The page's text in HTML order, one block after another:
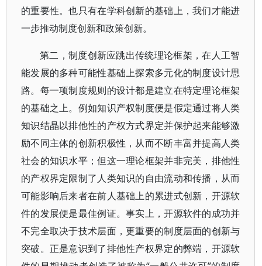
的重要性。也只有在学科创新的基础上，我们才能进
一步推动制度创新和政策创新。
第二，制度创新应跳出传统理论框架，在人工智
能发展的多种可能性基础上探索多元化的制度设计思
路。每一项制度规则的设计都是建立在特定理论框架
的基础之上。例如知识产权制度便是假定通过将人类
知识结晶以排他性的产权方式界定并保护起来能够激
励不同主体的创新积极性，从而不断丰富并提高人类
社会的知识水平；但这一理论框架并非完美，排他性
的产权界定限制了人类知识的自由流动和传播，从而
可能影响后来者在前人基础上的累进式创新，开源软
件的发展便是最佳例证。事实上，开源软件的成功并
不完全取决于技术层面，更重要的制度层面的创新与
突破。正是意识到了排他性产权界定的弊端，开源软